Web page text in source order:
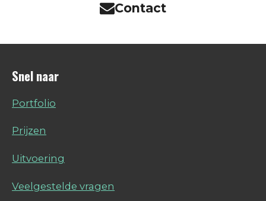
Contact
Snel naar
Portfolio
Prijzen
Uitvoering
Veelgestelde vragen